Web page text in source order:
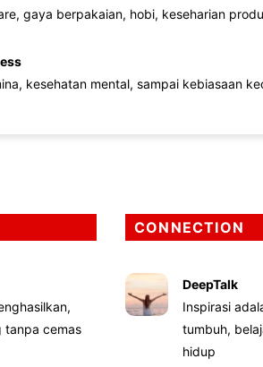
gaya berpakaian, hobi, keseharian
kesehatan mental, sampai kebiasaan
tanpa cemas
CONNECTION
DeepTalk
Inspirasi
tumbuh,
hidup